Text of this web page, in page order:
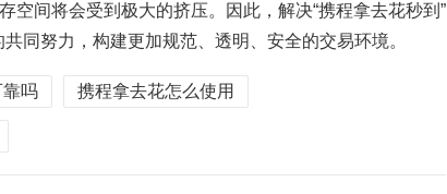
空间将会受到极大的挤压。因此，解决“携程拿去花秒到”
同努力，构建更加规范、透明、安全的交易环境。
吗 携程拿去花怎么使用